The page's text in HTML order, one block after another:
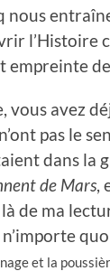
nous
l’Histoire
empreinte
vous avez
pas le
dans la
de Mars,
de ma
et la